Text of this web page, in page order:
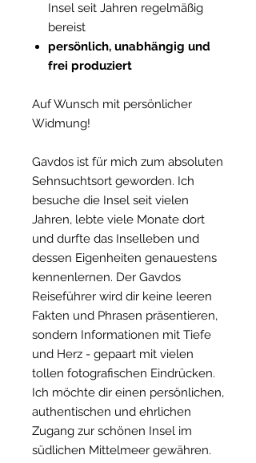
Insel seit Jahren regelmäßig
bereist
persönlich, unabhängig und
frei produziert
Auf Wunsch mit persönlicher
Widmung!
Gavdos ist für mich zum absoluten
Sehnsuchtsort geworden. Ich
besuche die Insel seit vielen
Jahren, lebte viele Monate dort
und durfte das Inselleben und
dessen Eigenheiten genauestens
kennenlernen. Der Gavdos
Reiseführer wird dir keine leeren
Fakten und Phrasen präsentieren,
sondern Informationen mit Tiefe
und Herz - gepaart mit vielen
tollen fotografischen Eindrücken.
Ich möchte dir einen persönlichen,
authentischen und ehrlichen
Zugang zur schönen Insel im
südlichen Mittelmeer gewähren.